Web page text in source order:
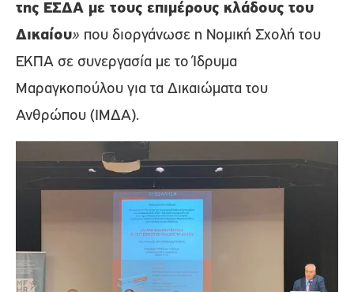
της ΕΣΔΑ με τους επιμέρους κλάδους του
Δικαίου» που διοργάνωσε η Νομική Σχολή του
ΕΚΠΑ σε συνεργασία με το Ίδρυμα
Μαραγκοπούλου για τα Δικαιώματα του
Ανθρώπου (ΙΜΔΑ).